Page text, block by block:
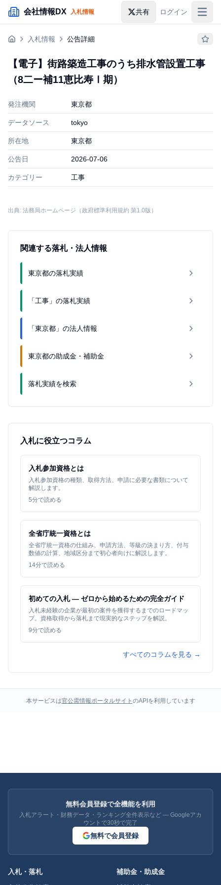
メインコンテンツにスキップ
会社情報DX 入札情報 共有 ログイン
入札情報
助成金・補助金
入札情報 公告詳細
【電子】街路築造工事のうち排水管設置工事
（8二ー補11恵比寿Ⅰ期）
発注機関 東京都
データソース tokyo
所在地 東京都
公告日 2026-07-06
カテゴリー 工事
出典: 法務局ホームページ（政府標準利用規約 第1.0版）
関連する落札・法人情報
東京都の落札実績
「工事」の落札実績
「東京都」の法人情報
東京都の助成金・補助金
落札実績を検索
入札に役立つコラム
入札参加資格とは
入札参加資格の種類、取得方法、申請に必要な書類について
解説します。
5分で読める
全省庁統一資格とは
全省庁統一資格の仕組み、申請方法、等級の決まり方、付与
数値の計算、地域区分まで初心者向けに解説します。
14分で読める
初めての入札 — ゼロから始めるための完全ガイド
入札未経験の企業が最初の案件を獲得するまでのロードマッ
プ。資格取得から落札まで現実的なステップを解説。
9分で読める
すべてのコラムを見る →
本サービスは官公需情報ポータルサイト のAPIを利用しています
無料会員登録で全機能を利用
入札アラート・財務データ・ランキング全件表示など — Googleアカ
ウントで30秒で完了
無料で会員登録
入札・落札
補助金・助成金